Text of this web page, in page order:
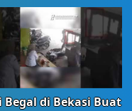
Begal di Bekasi Buat